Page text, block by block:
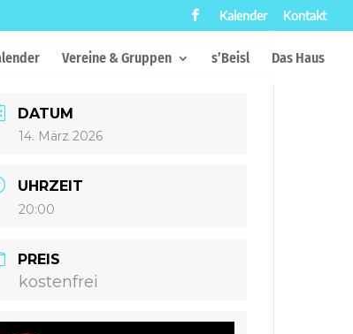
Kalender Kontakt
Vereine & Gruppen s’Beisl Das Haus
DATUM
14. März 2026
UHRZEIT
20:00
PREIS
kostenfrei